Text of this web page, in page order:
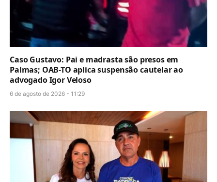
Caso Gustavo: Pai e madrasta são presos em
Palmas; OAB-TO aplica suspensão cautelar ao
advogado Igor Veloso
6 de agosto de 2026 - 11:29